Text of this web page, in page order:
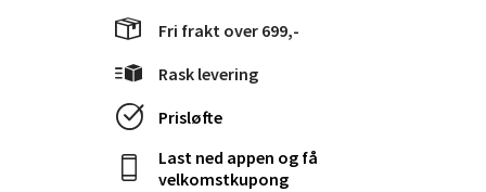
Fri frakt over 699,-
Rask levering
Prisløfte
Last ned appen og få
velkomstkupong
Molde - Moldetorget